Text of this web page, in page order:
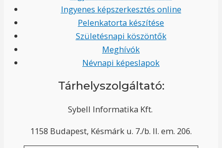
Ingyenes képszerkesztés online
Pelenkatorta készítése
Születésnapi köszöntők
Meghívók
Névnapi képeslapok
Tárhelyszolgáltató:
Sybell Informatika Kft.
1158 Budapest, Késmárk u. 7./b. II. em. 206.